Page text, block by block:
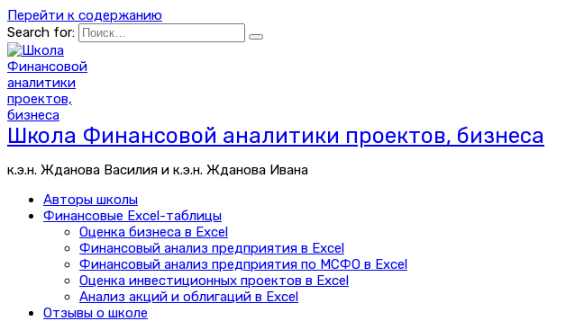
Перейти к содержанию
Search for:
Школа Финансовой аналитики проектов, бизнеса
к.э.н. Жданова Василия и к.э.н. Жданова Ивана
Авторы школы
Финансовые Excel-таблицы
Оценка бизнеса в Excel
Финансовый анализ предприятия в Excel
Финансовый анализ предприятия по МСФО в Excel
Оценка инвестиционных проектов в Excel
Анализ акций и облигаций в Excel
Отзывы о школе